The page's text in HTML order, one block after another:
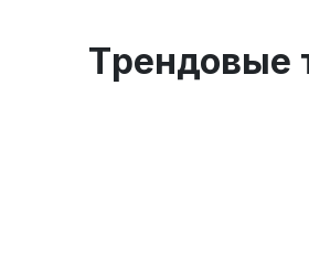
Tрендовые